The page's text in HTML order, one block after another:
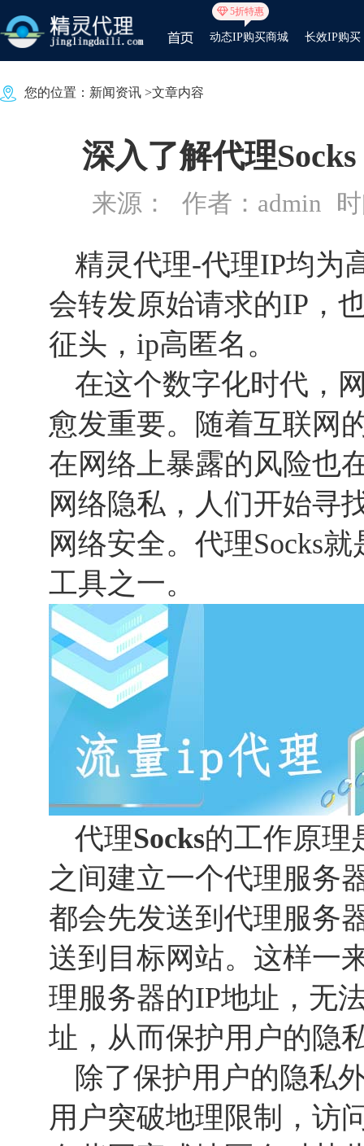
5折特惠
动态IP购买商城 长效IP购买
您的位置： 新闻资讯 >文章内容
深入了解代理
来源： 作者：admin
精灵代理-代理IP均为
会转发原始请求的IP，
征头，ip高匿名。
在这个数字化时代，
愈发重要。随着互联网
在网络上暴露的风险也
网络隐私，人们开始寻
网络安全。代理Socks
工具之一。
代理Socks的工作原理
之间建立一个代理服务
都会先发送到代理服务
送到目标网站。这样一
理服务器的IP地址，无
址，从而保护用户的隐
除了保护用户的隐私
用户突破地理限制，访